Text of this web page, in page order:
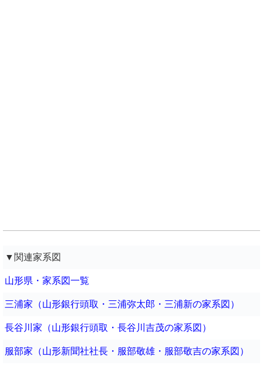
▼関連家系図
山形県・家系図一覧
三浦家（山形銀行頭取・三浦弥太郎・三浦新の家系図）
長谷川家（山形銀行頭取・長谷川吉茂の家系図）
服部家（山形新聞社社長・服部敬雄・服部敬吉の家系図）